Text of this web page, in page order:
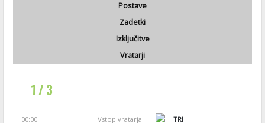
Postave
Zadetki
Izključitve
Vratarji
1 / 3
00:00 Vstop vratarja
TRI